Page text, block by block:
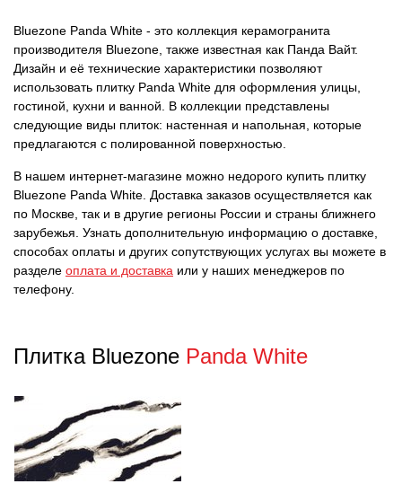
Bluezone Panda White - это коллекция керамогранита
производителя Bluezone, также известная как Панда Вайт.
Дизайн и её технические характеристики позволяют
использовать плитку Panda White для оформления улицы,
гостиной, кухни и ванной. В коллекции представлены
следующие виды плиток: настенная и напольная, которые
предлагаются с полированной поверхностью.
В нашем интернет-магазине можно недорого купить плитку
Bluezone Panda White. Доставка заказов осуществляется как
по Москве, так и в другие регионы России и страны ближнего
зарубежья. Узнать дополнительную информацию о доставке,
способах оплаты и других сопутствующих услугах вы можете в
разделе оплата и доставка или у наших менеджеров по
телефону.
Плитка Bluezone Panda White